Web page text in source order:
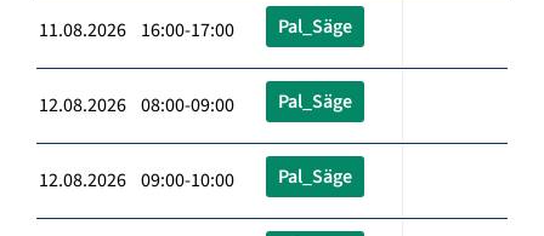
11.08.2026 16:00-17:00 Pal_Säge
12.08.2026 08:00-09:00 Pal_Säge
12.08.2026 09:00-10:00 Pal_Säge